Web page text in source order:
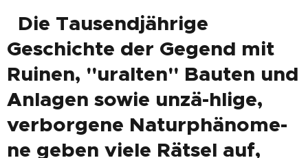
Die Tausendjährige
Geschichte der Gegend mit
Ruinen, "uralten" Bauten und
Anlagen sowie unzä-hlige,
verborgene Naturphänome-
ne geben viele Rätsel auf,